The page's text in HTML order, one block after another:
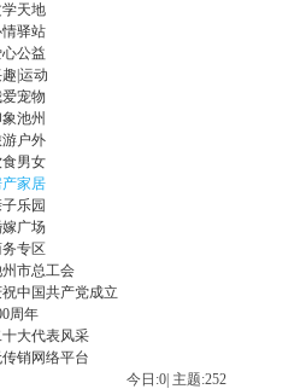
威
廉
»
天地
驿站
公益
|运动
宠物
池州
户外
男女
家居
乐园
广场
专区
市总工会
中国共产党成立
周年
大代表风采
销网络平台
今日:0 主题:252